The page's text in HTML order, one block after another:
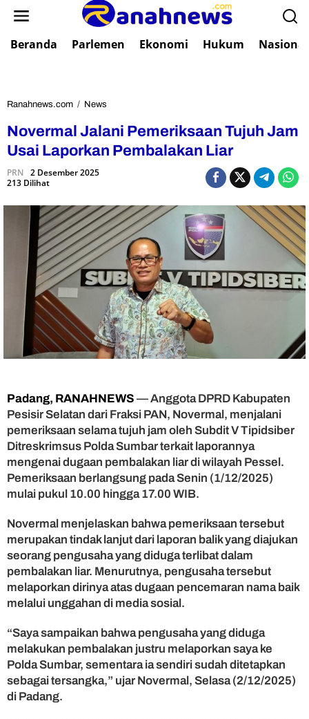
Beranda Parlemen Ekonomi Hukum Nasional
Ranahnews.com / News
v
e
J
a
l
n
i
P
e
m
e
r
s
a
n
T
u
j
u
J
m
U
s
a
i
a
p
r
Novermal Jalani Pemeriksaan Tujuh Jam
Usai Laporkan Pembalakan Liar
PRN 2 Desember 2025
213 Dilihat
Padang, RANAHNEWS — Anggota DPRD Kabupaten
Pesisir Selatan dari Fraksi PAN, Novermal, menjalani
pemeriksaan selama tujuh jam oleh Subdit V Tipidsiber
Ditreskrimsus Polda Sumbar terkait laporannya
mengenai dugaan pembalakan liar di wilayah Pessel.
Pemeriksaan berlangsung pada Senin (1/12/2025)
mulai pukul 10.00 hingga 17.00 WIB.
Novermal menjelaskan bahwa pemeriksaan tersebut
merupakan tindak lanjut dari laporan balik yang diajukan
seorang pengusaha yang diduga terlibat dalam
pembalakan liar. Menurutnya, pengusaha tersebut
melaporkan dirinya atas dugaan pencemaran nama baik
melalui unggahan di media sosial.
“Saya sampaikan bahwa pengusaha yang diduga
melakukan pembalakan justru melaporkan saya ke
Polda Sumbar, sementara ia sendiri sudah ditetapkan
sebagai tersangka,” ujar Novermal, Selasa (2/12/2025)
di Padang.